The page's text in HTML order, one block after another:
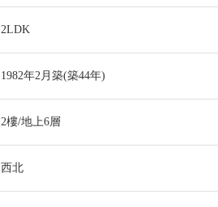
2LDK
1982年2月築(築44年)
2樓/地上6層
西北